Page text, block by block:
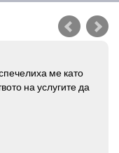
ме като
на услугите да